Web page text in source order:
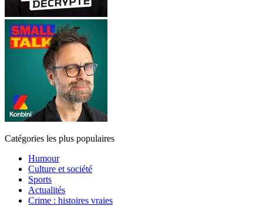
Catégories les plus populaires
Humour
Culture et société
Sports
Actualités
Crime : histoires vraies